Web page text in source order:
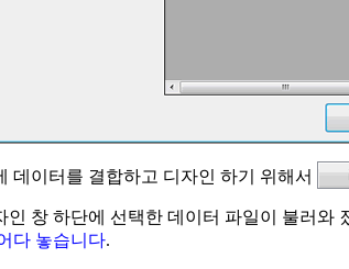
데이터를 결합하고 디자인 하기 위해서
인 창 하단에 선택한 데이터 파일이 불러와
다 놓습니다.